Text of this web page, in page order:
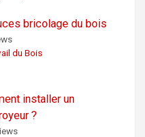
bricolage du bois
du Bois
installer un
?